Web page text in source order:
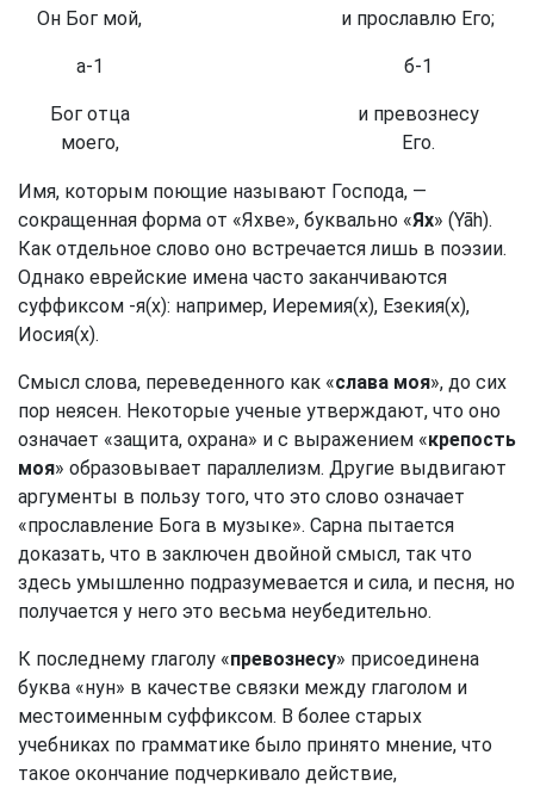
Он Бог мой,
а-1
Бог отца
моего,
и прославлю Его;
б-1
и превознесу
Его.
Имя, которым поющие называют Господа, —
сокращенная форма от «Яхве», буквально «Ях» (Yāh).
Как отдельное слово оно встречается лишь в поэзии.
Однако еврейские имена часто заканчиваются
суффиксом -я(х): например, Иеремия(х), Езекия(х),
Иосия(х).
Смысл слова, переведенного как «слава моя», до сих
пор неясен. Некоторые ученые утверждают, что оно
означает «защита, охрана» и с выражением «крепость
моя» образовывает параллелизм. Другие выдвигают
аргументы в пользу того, что это слово означает
«прославление Бога в музыке». Сарна пытается
доказать, что в заключен двойной смысл, так что
здесь умышленно подразумевается и сила, и песня, но
получается у него это весьма неубедительно.
К последнему глаголу «превознесу» присоединена
буква «нун» в качестве связки между глаголом и
местоименным суффиксом. В более старых
учебниках по грамматике было принято мнение, что
такое окончание подчеркивало действие,